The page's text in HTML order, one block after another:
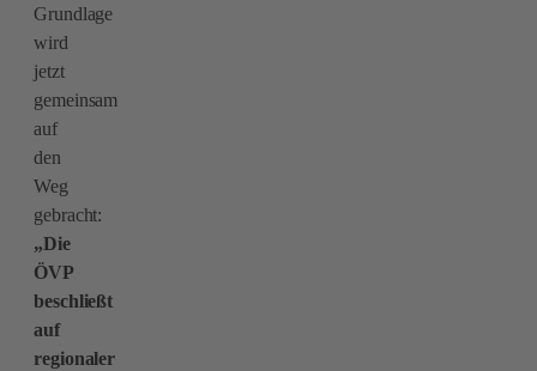
Grundlage
wird
jetzt
gemeinsam
auf
den
Weg
gebracht:
„Die
ÖVP
beschließt
auf
regionaler